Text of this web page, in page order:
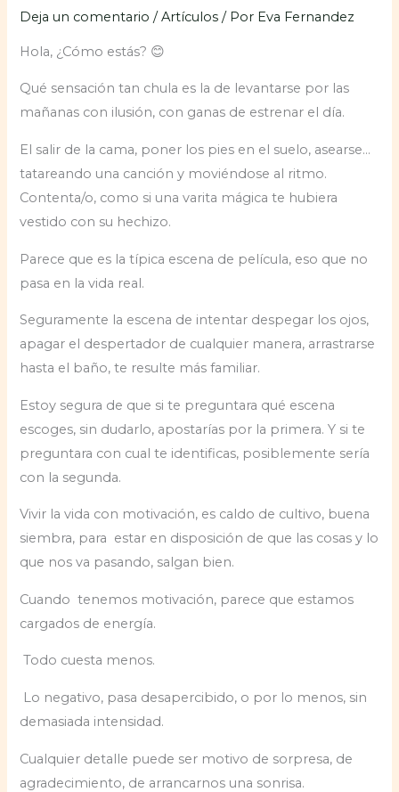
Deja un comentario /Artículos / Por Eva Fernandez
Hola, ¿Cómo estás? 😊
Qué sensación tan chula es la de levantarse por las
mañanas con ilusión, con ganas de estrenar el día.
El salir de la cama, poner los pies en el suelo, asearse…
tatareando una canción y moviéndose al ritmo.
Contenta/o, como si una varita mágica te hubiera
vestido con su hechizo.
Parece que es la típica escena de película, eso que no
pasa en la vida real.
Seguramente la escena de intentar despegar los ojos,
apagar el despertador de cualquier manera, arrastrarse
hasta el baño, te resulte más familiar.
Estoy segura de que si te preguntara qué escena
escoges, sin dudarlo, apostarías por la primera. Y si te
preguntara con cual te identificas, posiblemente sería
con la segunda.
Vivir la vida con motivación, es caldo de cultivo, buena
siembra, para estar en disposición de que las cosas y lo
que nos va pasando, salgan bien.
Cuando tenemos motivación, parece que estamos
cargados de energía.
Todo cuesta menos.
Lo negativo, pasa desapercibido, o por lo menos, sin
demasiada intensidad.
Cualquier detalle puede ser motivo de sorpresa, de
agradecimiento, de arrancarnos una sonrisa.